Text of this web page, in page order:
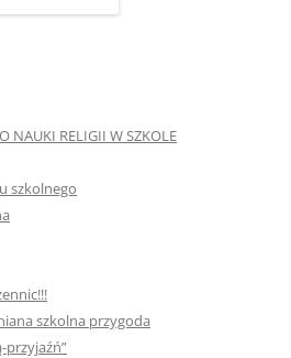
NAUKI RELIGII W SZKOLE
szkolnego
szkolna przygoda
przyjaźń”